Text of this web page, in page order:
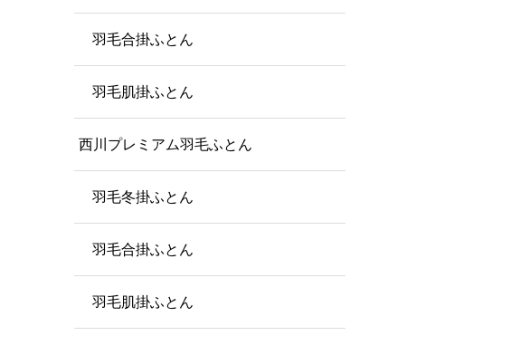
羽毛合掛ふとん
羽毛肌掛ふとん
西川プレミアム羽毛ふとん
羽毛冬掛ふとん
羽毛合掛ふとん
羽毛肌掛ふとん